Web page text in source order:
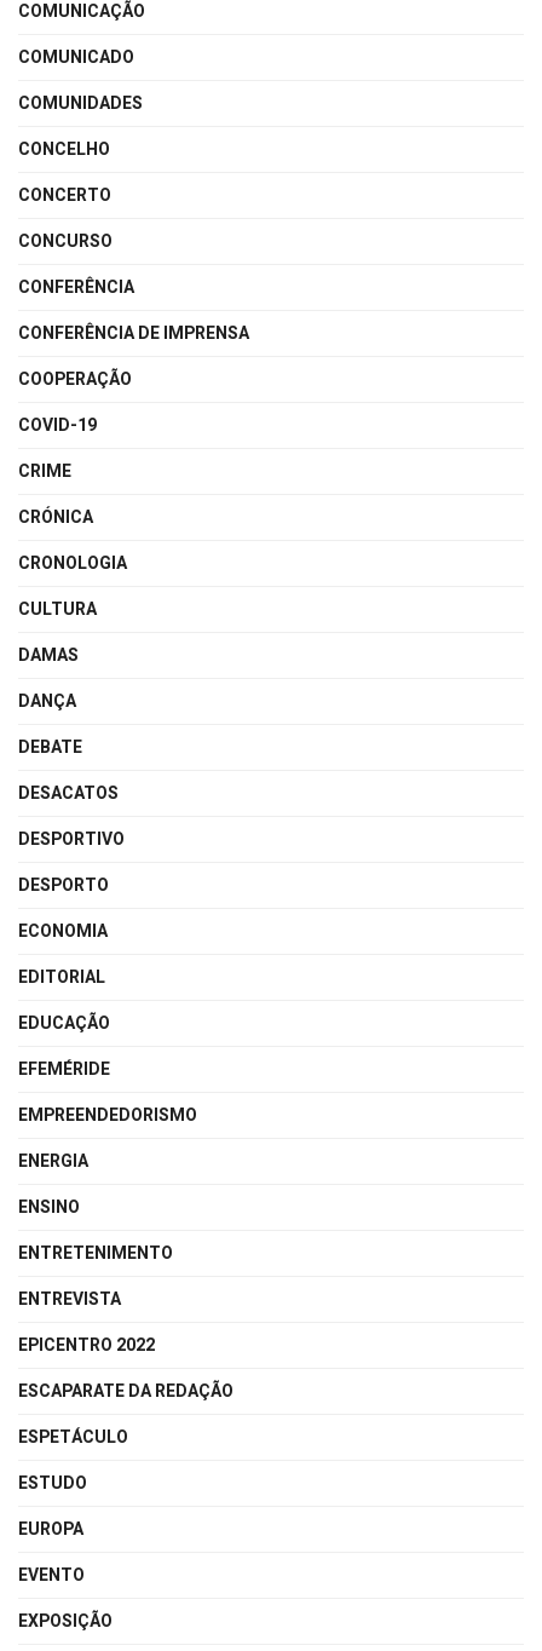
COMUNICAÇÃO
COMUNICADO
COMUNIDADES
CONCELHO
CONCERTO
CONCURSO
CONFERÊNCIA
CONFERÊNCIA DE IMPRENSA
COOPERAÇÃO
COVID-19
CRIME
CRÓNICA
CRONOLOGIA
CULTURA
DAMAS
DANÇA
DEBATE
DESACATOS
DESPORTIVO
DESPORTO
ECONOMIA
EDITORIAL
EDUCAÇÃO
EFEMÉRIDE
EMPREENDEDORISMO
ENERGIA
ENSINO
ENTRETENIMENTO
ENTREVISTA
EPICENTRO 2022
ESCAPARATE DA REDAÇÃO
ESPETÁCULO
ESTUDO
EUROPA
EVENTO
EXPOSIÇÃO